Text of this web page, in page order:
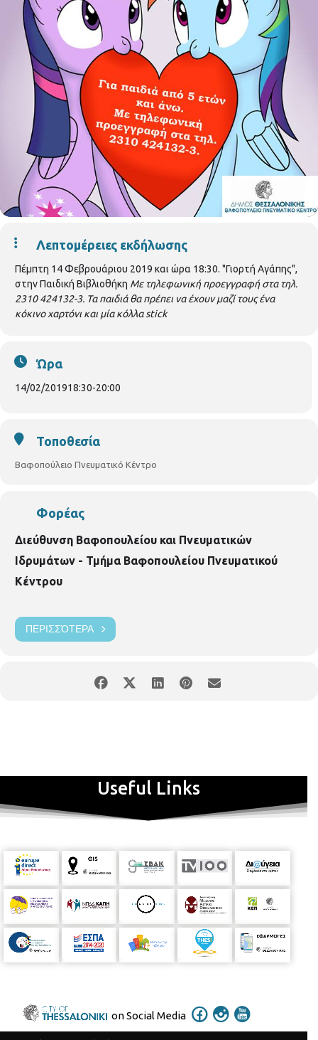
Λεπτομέρειες εκδήλωσης
Πέμπτη 14 Φεβρουάριου 2019 και ώρα 18:30. "Γιορτή Αγάπης",
στην Παιδική Βιβλιοθήκη Με τηλεφωνική προεγγραφή στα τηλ.
2310 424132-3. Τα παιδιά θα πρέπει να έχουν μαζί τους ένα
κόκινο χαρτόνι και μία κόλλα stick
Ώρα
14/02/201918:30-20:00
Τοποθεσία
Βαφοπούλειο Πνευματικό Κέντρο
Φορέας
Διεύθυνση Βαφοπουλείου και Πνευματικών
Ιδρυμάτων - Τμήμα Βαφοπουλείου Πνευματικού
Κέντρου
ΠΕΡΙΣΣΌΤΕΡΑ
Useful Links
on Social Media